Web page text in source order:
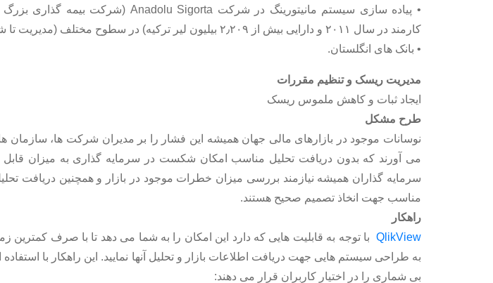
کارمند در سال ۲۰۱۱ و دارایی بیش از ۲٫۲۰۹ بیلیون لیر ترکیه) در سطوح مختلف (مدیریت تا شعب) .
• بانک های انگلستان.
مدیریت ریسک و تنظیم مقررات
ایجاد ثبات و کاهش ملموس ریسک
طرح مشکل
نوسانات موجود در بازارهای مالی جهان همیشه این فشار را بر مدیران شرکت ها، سازمان
می آورند که بدون دریافت تحلیل مناسب امکان شکست در سرمایه گذاری به میزان قابل
سرمایه گذاران همیشه نیازمند بررسی میزان خطرات موجود در بازار و همچنین دریافت
مناسب جهت انخاذ تصمیم صحیح هستند.
راهکار
QlikView با توجه به قابلیت هایی که دارد این امکان را به شما می دهد تا با صرف کمترین
به طراحی سیستم هایی جهت دریافت اطلاعات بازار و تحلیل آنها نمایید. این راهکار با استفاده
بی شماری را در اختیار کاربران قرار می دهند: